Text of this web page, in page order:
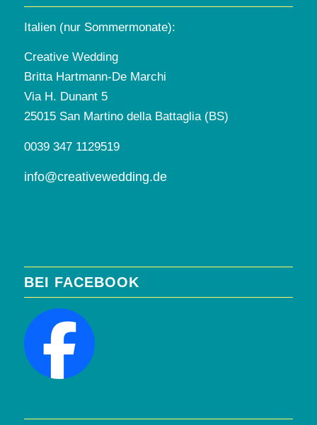
Italien (nur Sommermonate):
Creative Wedding
Britta Hartmann-De Marchi
Via H. Dunant 5
25015 San Martino della Battaglia (BS)
0039 347 1129519
info@creativewedding.de
BEI FACEBOOK